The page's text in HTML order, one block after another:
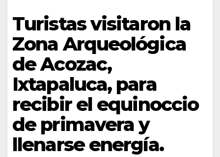
Turistas visitaron la
Zona Arqueológica
de Acozac,
Ixtapaluca, para
recibir el equinoccio
de primavera y
llenarse energía.